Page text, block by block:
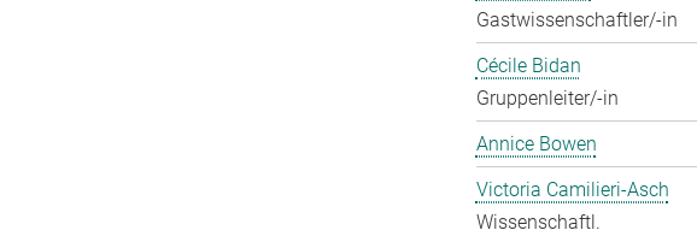
Gastwissenschaftler/-in
Cécile Bidan
Gruppenleiter/-in
Annice Bowen
Victoria Camilieri-Asch
Wissenschaftl.